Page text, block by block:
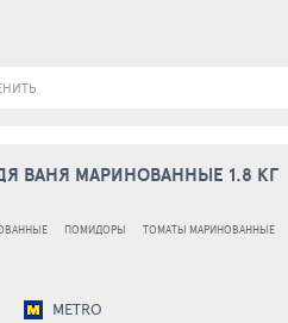
ВАНЯ МАРИНОВАННЫЕ 1.8 КГ
ПОМИДОРЫ ТОМАТЫ МАРИНОВАННЫЕ
METRO